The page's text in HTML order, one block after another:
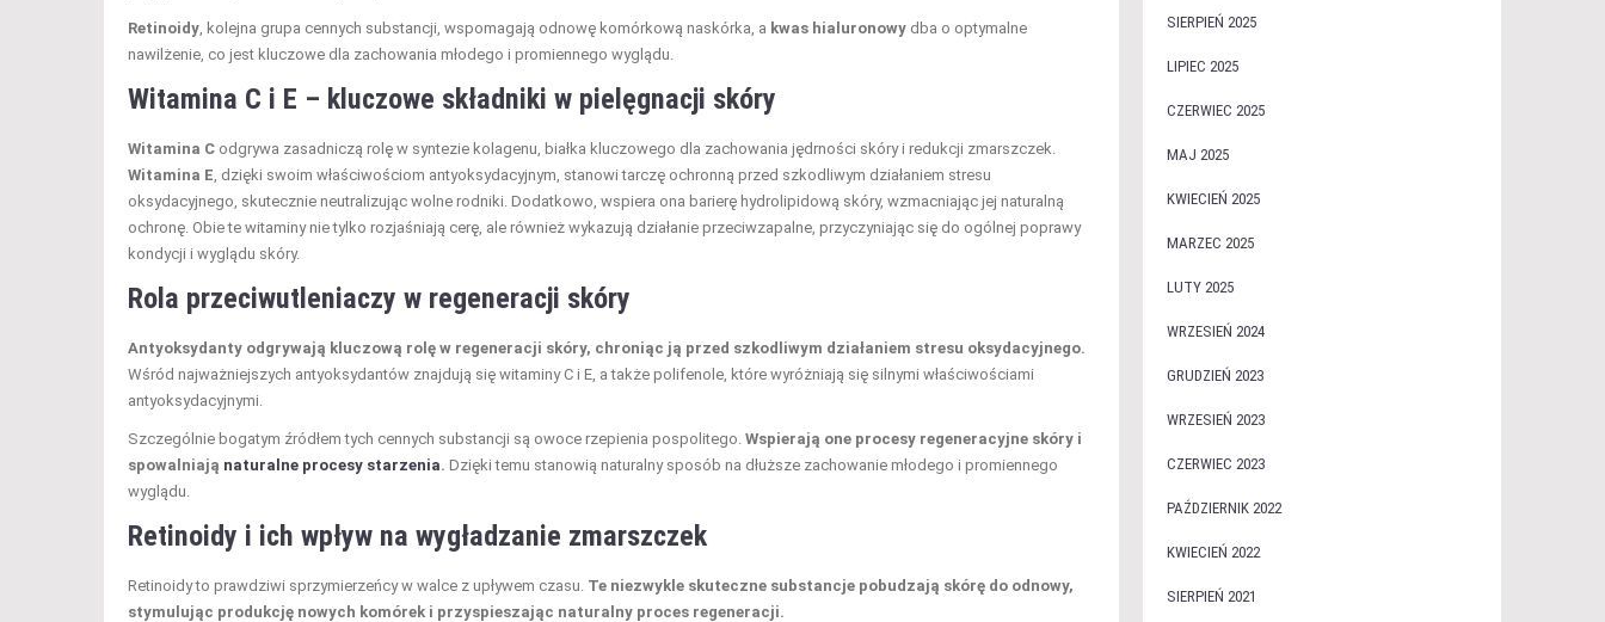
Retinoidy , kolejna grupa cennych substancji, wspomagają odnowę komórkową naskórka, a kwas hialuronowy dba o optymalne
nawilżenie, co jest kluczowe dla zachowania młodego i promiennego wyglądu.
Witamina C i E – kluczowe składniki w pielęgnacji skóry
Witamina C odgrywa zasadniczą rolę w syntezie kolagenu, białka kluczowego dla zachowania jędrności skóry i redukcji zmarszczek.
Witamina E , dzięki swoim właściwościom antyoksydacyjnym, stanowi tarczę ochronną przed szkodliwym działaniem stresu
oksydacyjnego, skutecznie neutralizując wolne rodniki. Dodatkowo, wspiera ona barierę hydrolipidową skóry, wzmacniając jej naturalną
ochronę. Obie te witaminy nie tylko rozjaśniają cerę, ale również wykazują działanie przeciwzapalne, przyczyniając się do ogólnej poprawy
kondycji i wyglądu skóry.
Rola przeciwutleniaczy w regeneracji skóry
Antyoksydanty odgrywają kluczową rolę w regeneracji skóry, chroniąc ją przed szkodliwym działaniem stresu oksydacyjnego.
Wśród najważniejszych antyoksydantów znajdują się witaminy C i E, a także polifenole, które wyróżniają się silnymi właściwościami
antyoksydacyjnymi.
Szczególnie bogatym źródłem tych cennych substancji są owoce rzepienia pospolitego. Wspierają one procesy regeneracyjne skóry i
spowalniają naturalne procesy starzenia. Dzięki temu stanowią naturalny sposób na dłuższe zachowanie młodego i promiennego
wyglądu.
Retinoidy i ich wpływ na wygładzanie zmarszczek
Retinoidy to prawdziwi sprzymierzeńcy w walce z upływem czasu. Te niezwykle skuteczne substancje pobudzają skórę do odnowy,
stymulując produkcję nowych komórek i przyspieszając naturalny proces regeneracji.
SIERPIEŃ 2025
LIPIEC 2025
CZERWIEC 2025
MAJ 2025
KWIECIEŃ 2025
MARZEC 2025
LUTY 2025
WRZESIEŃ 2024
GRUDZIEŃ 2023
WRZESIEŃ 2023
CZERWIEC 2023
PAŹDZIERNIK 2022
KWIECIEŃ 2022
SIERPIEŃ 2021